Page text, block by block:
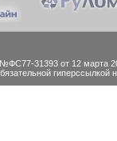
31393 от 12 марта
гиперссылкой